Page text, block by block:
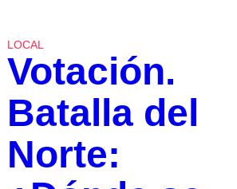
LOCAL
Votación.
Batalla del
Norte: